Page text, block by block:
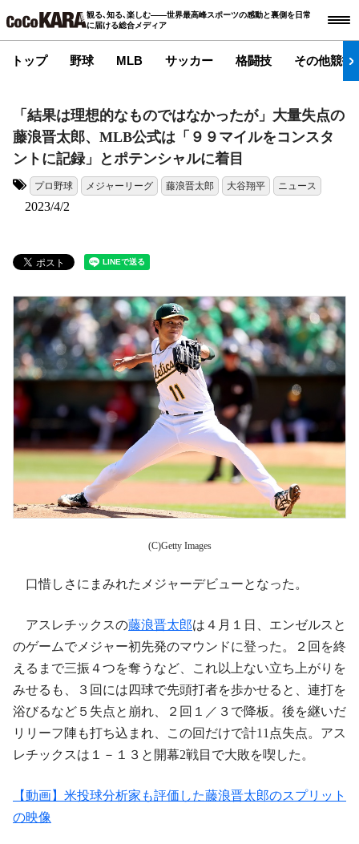
観る､知る､楽しむ――世界最高峰スポーツの感動と裏側を日常
に届ける総合メディア
トップ 野球 MLB サッカー 格闘技 その他競技
「結果は理想的なものではなかったが」大量失点の
藤浪晋太郎、MLB公式は「９９マイルをコンスタ
ントに記録」とポテンシャルに着目
プロ野球 メジャーリーグ 藤浪晋太郎 大谷翔平 ニュース
2023/4/2
(C)Getty Images
口惜しさにまみれたメジャーデビューとなった。
アスレチックスの藤浪晋太郎は４月１日、エンゼルスと
のゲームでメジャー初先発のマウンドに登った。２回を終
えるまで三振４つを奪うなど、これ以上ない立ち上がりを
みせるも、３回には四球で先頭打者を歩かせると、連打を
浴びるなど５失点と崩れ、２回１／３で降板。後を継いだ
リリーフ陣も打ち込まれ、この回だけで計11点失点。アス
レチックスは１－１３と開幕2戦目で大敗を喫した。
【動画】米投球分析家も評価した藤浪晋太郎のスプリット
の映像